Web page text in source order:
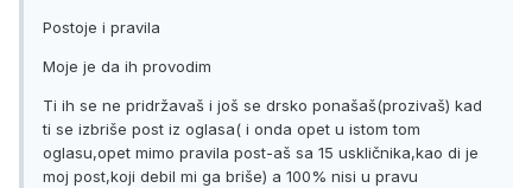
Postoje i pravila
Moje je da ih provodim
Ti ih se ne pridržavaš i još se drsko ponašaš(prozivaš) kad
ti se izbriše post iz oglasa( i onda opet u istom tom
oglasu,opet mimo pravila post-aš sa 15 uskličnika,kao di je
moj post,koji debil mi ga briše) a 100% nisi u pravu